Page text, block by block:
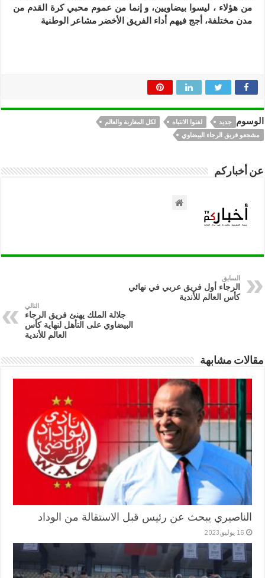
من هؤلاء ، ليسوا بيضاويين، و إنما من عموم محبي كرة القدم من
مدن مختلفة، أجج فيهم أداء الفريق الأخضر مشاعر الوطنية
الوسوم جديد لفتوا الانتباه
لكل المغاربة والعالم
مشجعو فريق الرجاء البيضاوي
عن أخباركم
السابق
الرجاء أول فريق عربي في نهائي
كأس العالم للأندية
التالي
جلالة الملك يهنئ فريق الرجاء
البيضاوي على التأهل لنهاية كأس
العالم للأندية
مقالات مشابهة
الناصيري يبحث عن رئيس قبل الاستقالة من الوداد
16 يوليو,2023